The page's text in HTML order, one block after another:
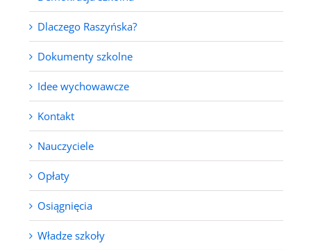
Dlaczego Raszyńska?
Dokumenty szkolne
Idee wychowawcze
Kontakt
Nauczyciele
Opłaty
Osiągnięcia
Władze szkoły